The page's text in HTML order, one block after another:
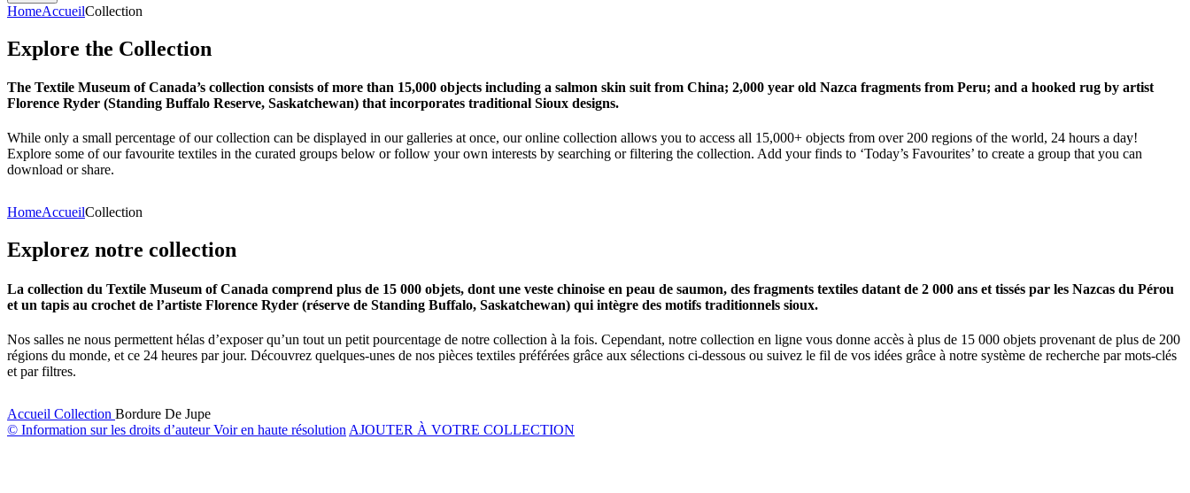
HomeAccueilCollection
Explore the Collection
The Textile Museum of Canada’s collection consists of more than 15,000 objects including a salmon skin suit from China; 2,000 year old Nazca fragments from Peru; and a hooked rug by artist
Florence Ryder (Standing Buffalo Reserve, Saskatchewan) that incorporates traditional Sioux designs.
While only a small percentage of our collection can be displayed in our galleries at once, our online collection allows you to access all 15,000+ objects from over 200 regions of the world, 24 hours a day!
Explore some of our favourite textiles in the curated groups below or follow your own interests by searching or filtering the collection. Add your finds to ‘Today’s Favourites’ to create a group that you can
download or share.
HomeAccueilCollection
Explorez notre collection
La collection du Textile Museum of Canada comprend plus de 15 000 objets, dont une veste chinoise en peau de saumon, des fragments textiles datant de 2 000 ans et tissés par les Nazcas du Pérou
et un tapis au crochet de l’artiste Florence Ryder (réserve de Standing Buffalo, Saskatchewan) qui intègre des motifs traditionnels sioux.
Nos salles ne nous permettent hélas d’exposer qu’un tout un petit pourcentage de notre collection à la fois. Cependant, notre collection en ligne vous donne accès à plus de 15 000 objets provenant de plus de 200
régions du monde, et ce 24 heures par jour. Découvrez quelques-unes de nos pièces textiles préférées grâce aux sélections ci-dessous ou suivez le fil de vos idées grâce à notre système de recherche par mots-clés
et par filtres.
Accueil Collection Bordure De Jupe
© Information sur les droits d’auteurVoir en haute résolution AJOUTER À VOTRE COLLECTION